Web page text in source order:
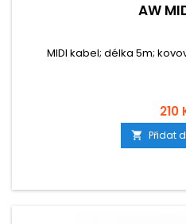
AW
MIDI kabel; délka 5m;
210
 Přidat